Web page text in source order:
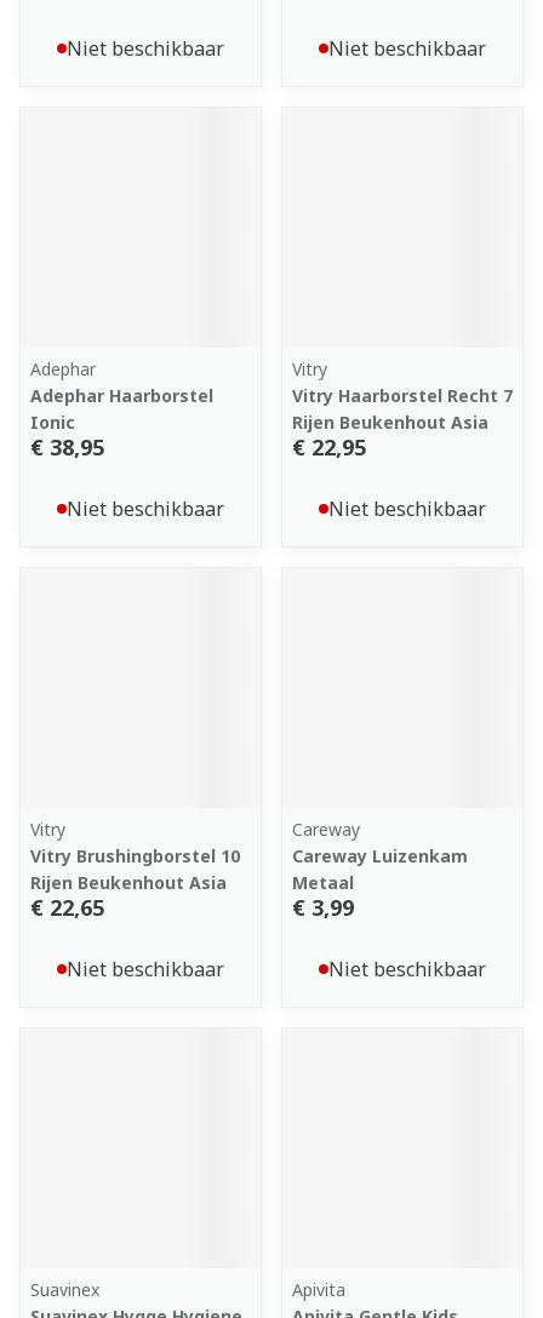
Niet beschikbaar Niet beschikbaar
Adephar
Adephar Haarborstel
Ionic
€ 38,95
Niet beschikbaar
Vitry
Vitry Haarborstel Recht 7
Rijen Beukenhout Asia
€ 22,95
Niet beschikbaar
Vitry
Vitry Brushingborstel 10
Rijen Beukenhout Asia
€ 22,65
Niet beschikbaar
Careway
Careway Luizenkam
Metaal
€ 3,99
Niet beschikbaar
Suavinex
Apivita